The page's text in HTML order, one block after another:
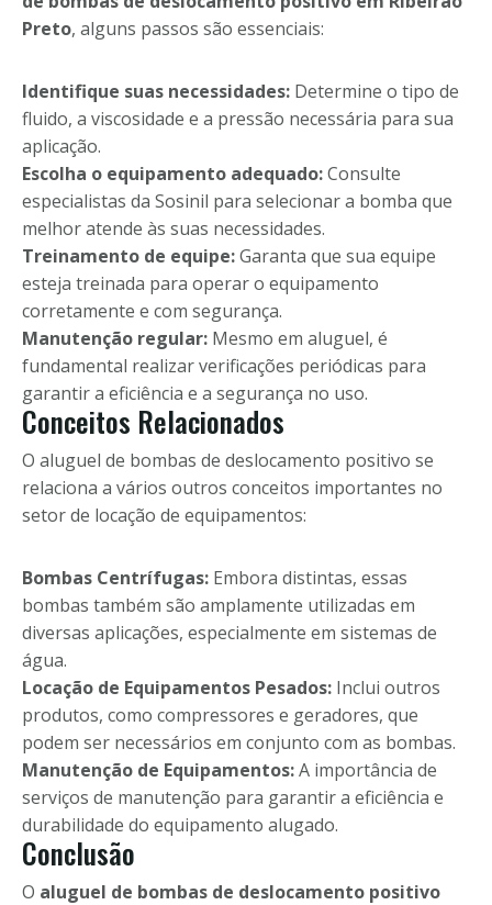
Preto, alguns passos são essenciais:
Identifique suas necessidades: Determine o tipo de
fluido, a viscosidade e a pressão necessária para sua
aplicação.
Escolha o equipamento adequado:Consulte
especialistas da Sosinil para selecionar a bomba que
melhor atende às suas necessidades.
Treinamento de equipe:Garanta que sua equipe
esteja treinada para operar o equipamento
corretamente e com segurança.
Manutenção regular: Mesmo em aluguel, é
fundamental realizar verificações periódicas para
garantir a eficiência e a segurança no uso.
Conceitos Relacionados
O aluguel de bombas de deslocamento positivo se
relaciona a vários outros conceitos importantes no
setor de locação de equipamentos:
Bombas Centrífugas: Embora distintas, essas
bombas também são amplamente utilizadas em
diversas aplicações, especialmente em sistemas de
água.
Locação de Equipamentos Pesados: Inclui outros
produtos, como compressores e geradores, que
podem ser necessários em conjunto com as bombas.
Manutenção de Equipamentos:A importância de
serviços de manutenção para garantir a eficiência e
durabilidade do equipamento alugado.
Conclusão
O aluguel de bombas de deslocamento positivo